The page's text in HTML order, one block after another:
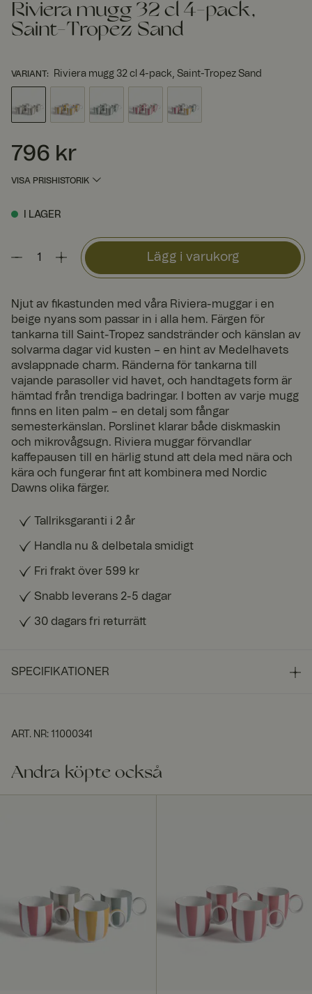
Riviera mugg 32 cl 4-pack,
Saint-Tropez Sand
VARIANT: Riviera mugg 32 cl 4-pack, Saint-Tropez Sand
Pris:796 kr
796 kr
VISA PRISHISTORIK
I LAGER
Lägg i varukorg
Njut av fikastunden med våra Riviera-muggar i en
beige nyans som passar in i alla hem. Färgen för
tankarna till Saint-Tropez sandstränder och känslan av
solvarma dagar vid kusten – en hint av Medelhavets
avslappnade charm. Ränderna för tankarna till
vajande parasoller vid havet, och handtagets form är
hämtad från trendiga badringar. I botten av varje mugg
finns en liten palm – en detalj som fångar
semesterkänslan. Porslinet klarar både diskmaskin
och mikrovågsugn. Riviera muggar förvandlar
kaffepausen till en härlig stund att dela med nära och
kära och fungerar fint att kombinera med Nordic
Dawns olika färger.
Tallriksgaranti i 2 år
Handla nu & delbetala smidigt
Fri frakt över 599 kr
Snabb leverans 2-5 dagar
30 dagars fri returrätt
SPECIFIKATIONER
ART. NR: 11000341
Andra köpte också